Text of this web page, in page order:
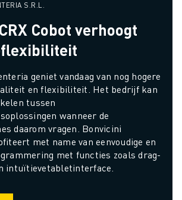
S.R.L.
Cobot verhoogt
geniet vandaag van nog hogere
en flexibiliteit. Het bedrijf kan
tussen
wanneer de
daarom vragen. Bonvicini
met name van eenvoudige en
met functies zoals drag-
intuïtievetabletinterface.